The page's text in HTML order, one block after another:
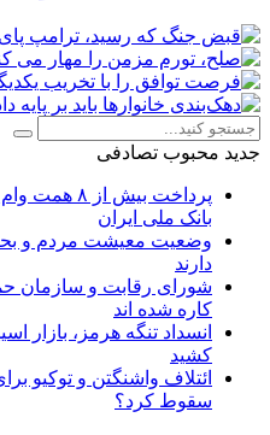
جدید محبوب تصادفی
پرداخت بیش
بانک ملی ایران
وضعیت معیشت مردم و
دارند
شورای رقابت و سازمان
کاره شده اند
انسداد تنگه هرمز، بازار
کشید
ائتلاف واشنگتن و توکیو
سقوط کرد؟